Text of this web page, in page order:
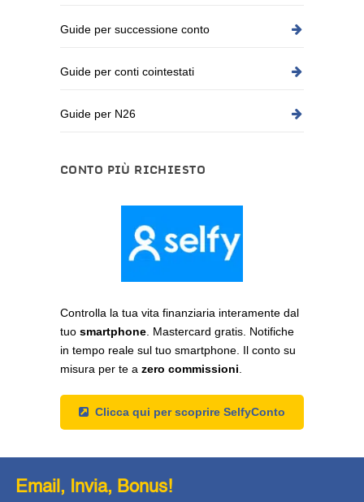
Guide per successione conto
Guide per conti cointestati
Guide per N26
CONTO PIÙ RICHIESTO
Controlla la tua vita finanziaria interamente dal
tuo smartphone . Mastercard gratis. Notifiche
in tempo reale sul tuo smartphone. Il conto su
misura per te a zero commissioni
Clicca qui per scoprire SelfyConto
Email, Invia, Bonus!